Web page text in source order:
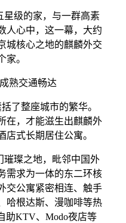
级的家，与一群高素
心中，这一幕，大约
城核心之地的麒麟外交
家。
熟交通畅达
了整座城市的繁华。
在，才能滋生出麒麟外
店式长期居住公寓。
璨之地，毗邻中国外
需求为一体的东二环核
公寓紧密相连、触手
哈根达斯、漫咖啡等热
助KTV、Modo夜店等